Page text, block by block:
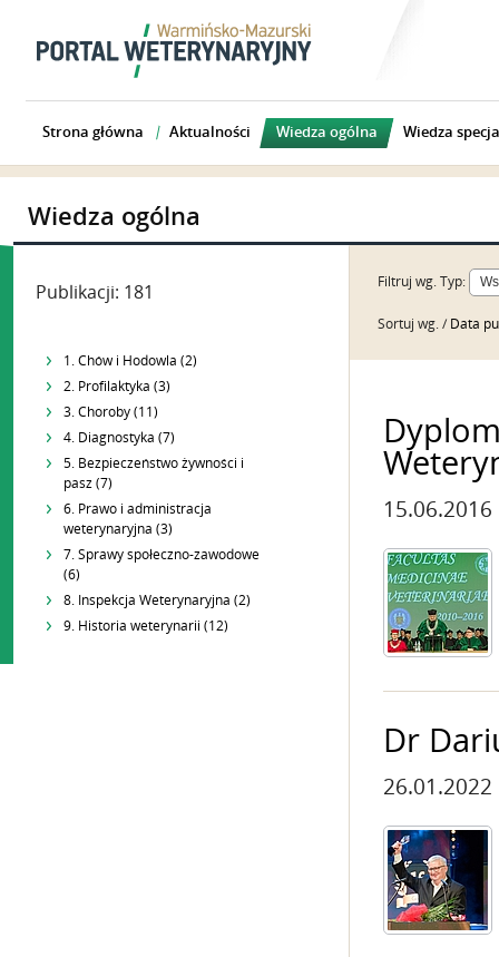
Strona główna Aktualności Wiedza ogólna Wiedza
Wiedza ogólna
Publikacji: 181
1. Chów i Hodowla (2)
2. Profilaktyka (3)
3. Choroby (11)
4. Diagnostyka (7)
5. Bezpieczeństwo żywności i
pasz (7)
6. Prawo i administracja
weterynaryjna (3)
7. Sprawy społeczno-zawodowe
(6)
8. Inspekcja Weterynaryjna (2)
9. Historia weterynarii (12)
Filtruj wg. Typ:
Sortuj wg. / Data
Dr